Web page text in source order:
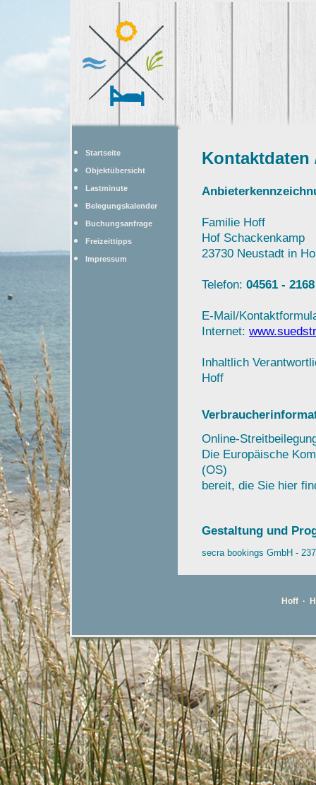
Startseite
Objektübersicht
Lastminute
Belegungskalender
Buchungsanfrage
Freizeittipps
Impressum
Kontaktdaten
Familie Hoff
Hof Schackenkamp
23730 Neustadt in
Telefon: 04561 - 2168
E-Mail/
Internet:
Inhaltlich
Hoff
Online-
Die Europäische
(OS)
bereit, die Sie hier
Gestaltung und
secra bookings GmbH -
Hoff ·